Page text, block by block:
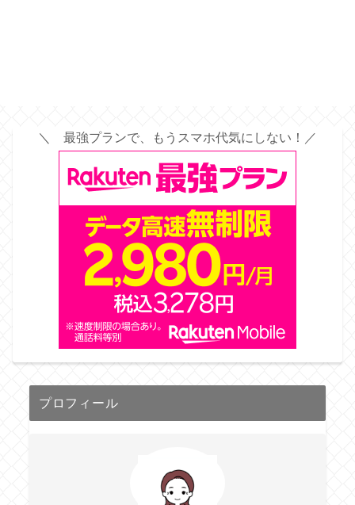
＼ 最強プランで、もうスマホ代気にしない！／
プロフィール